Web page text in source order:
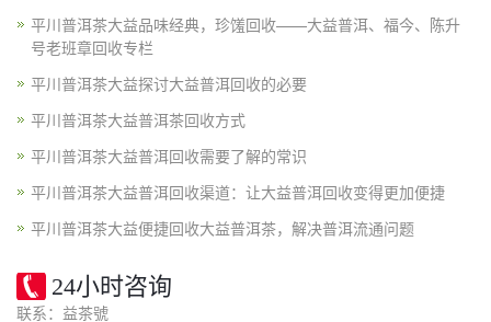
平川普洱茶大益品味经典，珍馐回收——大益普洱、福今、陈升
号老班章回收专栏
平川普洱茶大益探讨大益普洱回收的必要
平川普洱茶大益普洱茶回收方式
平川普洱茶大益普洱回收需要了解的常识
平川普洱茶大益普洱回收渠道：让大益普洱回收变得更加便捷
平川普洱茶大益便捷回收大益普洱茶，解决普洱流通问题
24小时咨询
联系：益茶號